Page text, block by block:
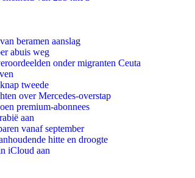
beramen aanslag
abuis weg
onder migranten Ceuta
tweede
over Mercedes-overstap
premium-abonnees
aan
vanaf september
hitte en droogte
iCloud aan